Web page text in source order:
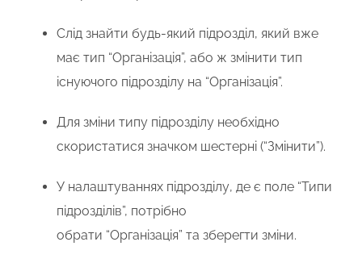
Слід знайти будь-який підрозділ, який вже
має тип “Організація”, або ж змінити тип
існуючого підрозділу на “Організація”.
Для зміни типу підрозділу необхідно
скористатися значком шестерні (“Змінити”).
У налаштуваннях підрозділу, де є поле “Типи
підрозділів”, потрібно
обрати “Організація” та зберегти зміни.